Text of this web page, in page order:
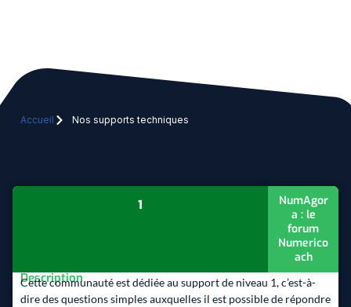
Accueil Nos supports techniques
1
NumAgor
a : le
forum
Numerico
ach
Description
Cette communauté est dédiée au support de niveau 1, c’est-à-
dire des questions simples auxquelles il est possible de répondre